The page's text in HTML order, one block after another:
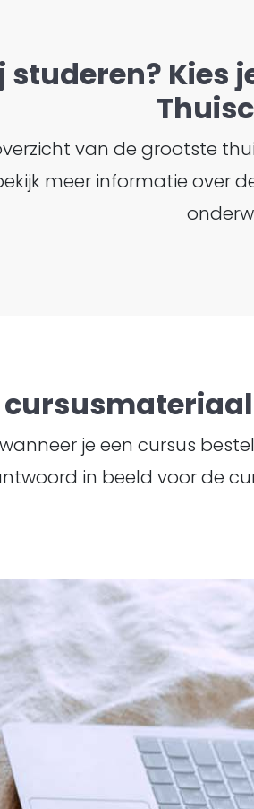
Kies
van de grootste
meer informatie over
je een cursus
in beeld voor de